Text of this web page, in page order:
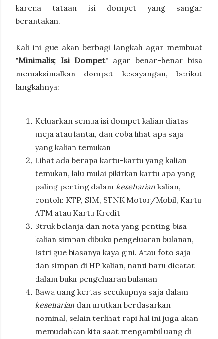
karena tataan isi dompet yang sangar
berantakan.
Kali ini gue akan berbagi langkah agar membuat
"Minimalis; Isi Dompet" agar benar-benar bisa
memaksimalkan dompet kesayangan, berikut
langkahnya:
Keluarkan semua isi dompet kalian diatas
meja atau lantai, dan coba lihat apa saja
yang kalian temukan
Lihat ada berapa kartu-kartu yang kalian
temukan, lalu mulai pikirkan kartu apa yang
paling penting dalam keseharian kalian,
contoh: KTP, SIM, STNK Motor/Mobil, Kartu
ATM atau Kartu Kredit
Struk belanja dan nota yang penting bisa
kalian simpan dibuku pengeluaran bulanan,
Istri gue biasanya kaya gini. Atau foto saja
dan simpan di HP kalian, nanti baru dicatat
dalam buku pengeluaran bulanan
Bawa uang kertas secukupnya saja dalam
keseharian dan urutkan berdasarkan
nominal, selain terlihat rapi hal ini juga akan
memudahkan kita saat mengambil uang di